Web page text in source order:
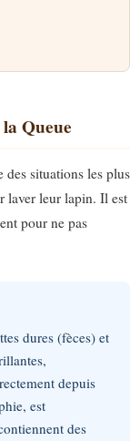
Queue
des situations les plus
laver leur lapin. Il est
pour ne pas
dures (fèces) et
depuis
est
des